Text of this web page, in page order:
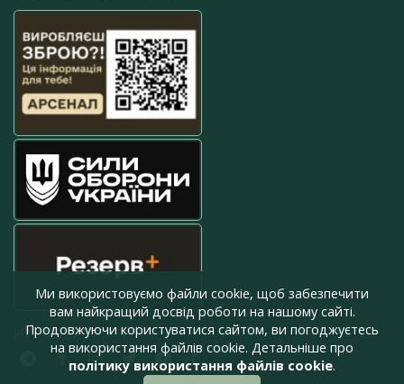
press@armyinform.com.ua
Ми використовуємо файли cookie, щоб забезпечити
вам найкращий досвід роботи на нашому сайті.
Продовжуючи користуватися сайтом, ви погоджуєтесь
на використання файлів cookie. Детальніше про
політику використання файлів cookie.